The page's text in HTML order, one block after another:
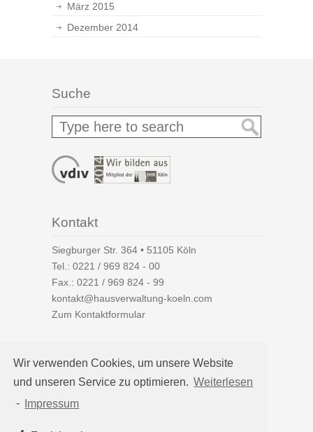
Wir verwenden Cookies, um unsere Website
und unseren Service zu optimieren. Weiterlesen
-
Impressum
März 2015
Dezember 2014
Suche
Kontakt
Siegburger Str. 364 • 51105 Köln
Tel.: 0221 / 969 824 - 00
Fax.: 0221 / 969 824 - 99
kontakt@hausverwaltung-koeln.com
Zum Kontaktformular
Auf einen Blick
Hausverwaltung Köln